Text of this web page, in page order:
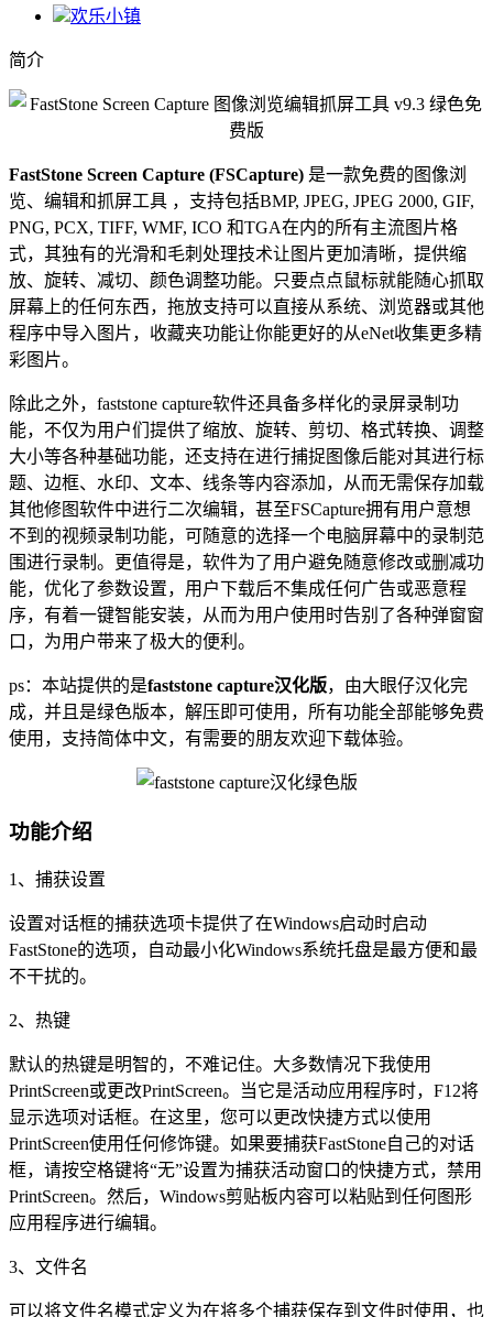
欢乐小镇
简介
FastStone Screen Capture (FSCapture) 是一款免费的图像浏
览、编辑和抓屏工具 ，支持包括BMP, JPEG, JPEG 2000, GIF,
PNG, PCX, TIFF, WMF, ICO 和TGA在内的所有主流图片格
式，其独有的光滑和毛刺处理技术让图片更加清晰，提供缩
放、旋转、减切、颜色调整功能。只要点点鼠标就能随心抓取
屏幕上的任何东西，拖放支持可以直接从系统、浏览器或其他
程序中导入图片，收藏夹功能让你能更好的从eNet收集更多精
彩图片。
除此之外，faststone capture软件还具备多样化的录屏录制功
能，不仅为用户们提供了缩放、旋转、剪切、格式转换、调整
大小等各种基础功能，还支持在进行捕捉图像后能对其进行标
题、边框、水印、文本、线条等内容添加，从而无需保存加载
其他修图软件中进行二次编辑，甚至FSCapture拥有用户意想
不到的视频录制功能，可随意的选择一个电脑屏幕中的录制范
围进行录制。更值得是，软件为了用户避免随意修改或删减功
能，优化了参数设置，用户下载后不集成任何广告或恶意程
序，有着一键智能安装，从而为用户使用时告别了各种弹窗窗
口，为用户带来了极大的便利。
ps：本站提供的是faststone capture汉化版，由大眼仔汉化完
成，并且是绿色版本，解压即可使用，所有功能全部能够免费
使用，支持简体中文，有需要的朋友欢迎下载体验。
功能介绍
1、捕获设置
设置对话框的捕获选项卡提供了在Windows启动时启动
FastStone的选项，自动最小化Windows系统托盘是最方便和最
不干扰的。
2、热键
默认的热键是明智的，不难记住。大多数情况下我使用
PrintScreen或更改PrintScreen。当它是活动应用程序时，F12将
显示选项对话框。在这里，您可以更改快捷方式以使用
PrintScreen使用任何修饰键。如果要捕获FastStone自己的对话
框，请按空格键将“无”设置为捕获活动窗口的快捷方式，禁用
PrintScreen。然后，Windows剪贴板内容可以粘贴到任何图形
应用程序进行编辑。
3、文件名
可以将文件名模式定义为在将多个捕获保存到文件时使用，也